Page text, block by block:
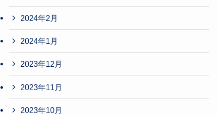
2024年2月
2024年1月
2023年12月
2023年11月
2023年10月